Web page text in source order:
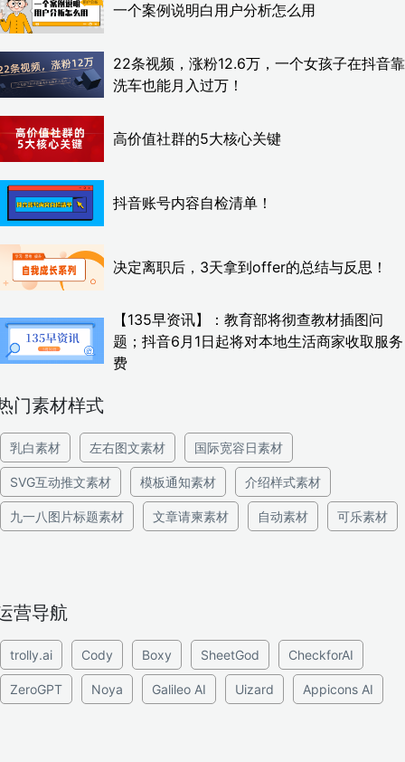
一个案例说明白用户分析怎么用
22条视频，涨粉12.6万，一个女孩子在抖音靠
洗车也能月入过万！
高价值社群的5大核心关键
抖音账号内容自检清单！
决定离职后，3天拿到offer的总结与反思！
【135早资讯】：教育部将彻查教材插图问
题；抖音6月1日起将对本地生活商家收取服务
费
门素材样式
乳白素材 左右图文素材 国际宽容日素材
SVG互动推文素材 模板通知素材 介绍样式素材
九一八图片标题素材 文章请柬素材 自动素材 可乐素材
营导航
trolly.ai Cody Boxy SheetGod CheckforAI
ZeroGPT Noya Galileo AI Uizard Appicons AI